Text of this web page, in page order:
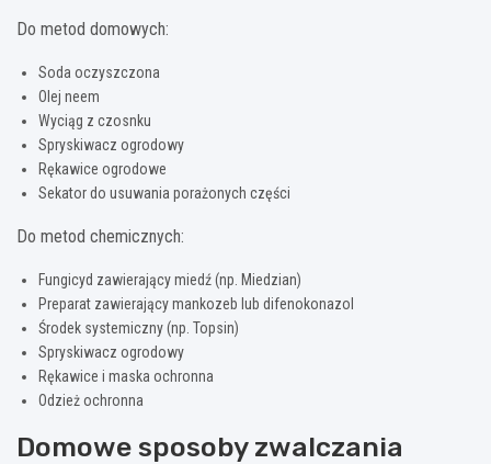
Do metod domowych:
Soda oczyszczona
Olej neem
Wyciąg z czosnku
Spryskiwacz ogrodowy
Rękawice ogrodowe
Sekator do usuwania porażonych części
Do metod chemicznych:
Fungicyd zawierający miedź (np. Miedzian)
Preparat zawierający mankozeb lub difenokonazol
Środek systemiczny (np. Topsin)
Spryskiwacz ogrodowy
Rękawice i maska ochronna
Odzież ochronna
Domowe sposoby zwalczania